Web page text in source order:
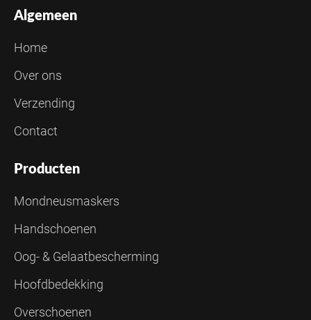
Algemeen
Home
Over ons
Verzending
Contact
Producten
Mondneusmaskers
Handschoenen
Oog- & Gelaatbescherming
Hoofdbedekking
Overschoenen